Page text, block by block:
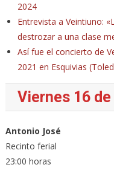
2024
Entrevista a Veintiuno:
destrozar a una clase
Así fue el concierto de
2021 en Esquivias
Viernes 16
Antonio José
Recinto ferial
23:00 horas